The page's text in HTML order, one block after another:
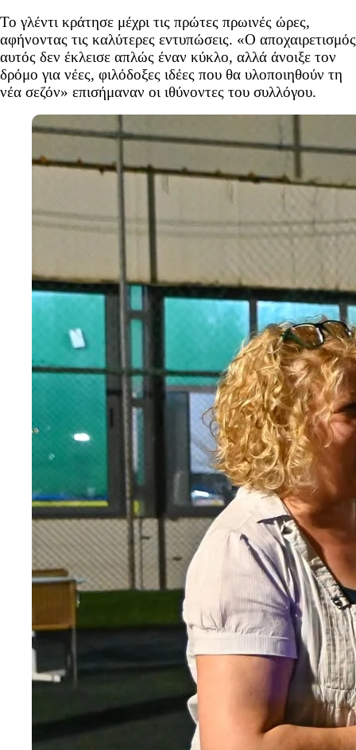
Το γλέντι κράτησε μέχρι τις πρώτες πρωινές ώρες,
αφήνοντας τις καλύτερες εντυπώσεις. «Ο αποχαιρετισμός
αυτός δεν έκλεισε απλώς έναν κύκλο, αλλά άνοιξε τον
δρόμο για νέες, φιλόδοξες ιδέες που θα υλοποιηθούν τη
νέα σεζόν» επισήμαναν οι ιθύνοντες του συλλόγου.